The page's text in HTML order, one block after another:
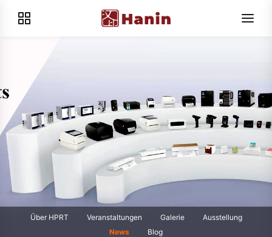
Über HPRT Veranstaltungen Galerie
Ausstellung
News
Blog